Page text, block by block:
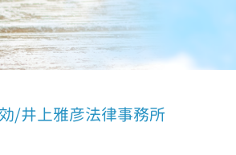
/井上雅彦法律事務所